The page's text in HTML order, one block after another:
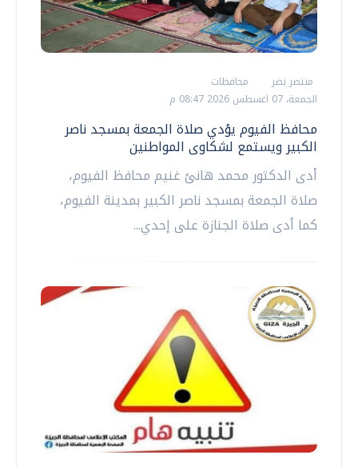
منتصر نضر
محافظات
الجمعة، 07 اغسطس 2026 08:47 م
محافظ الفيوم يؤدي صلاة الجمعة بمسجد ناصر
الكبير ويستمع لشكاوى المواطنين
أدى الدكتور محمد هانئ غنيم محافظ الفيوم،
صلاة الجمعة بمسجد ناصر الكبير بمدينة الفيوم،
كما أدى صلاة الجنازة على إحدي...